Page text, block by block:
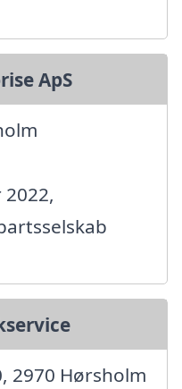
ApS
2970 Hørsholm